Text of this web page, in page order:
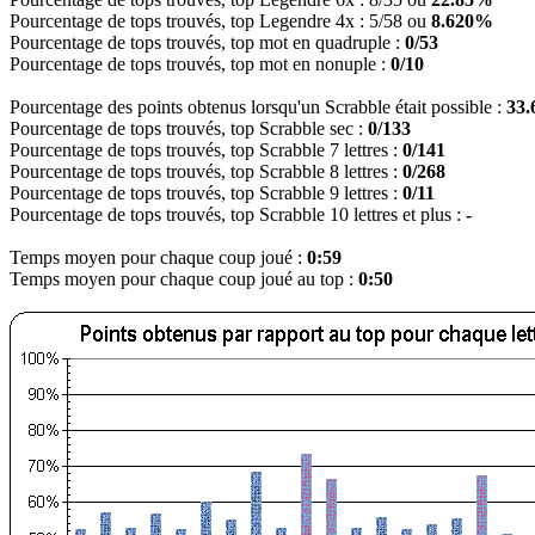
Pourcentage de tops trouvés, top Legendre 4x : 5/58 ou 8.620%
Pourcentage de tops trouvés, top mot en quadruple : 0/53
Pourcentage de tops trouvés, top mot en nonuple : 0/10
Pourcentage des points obtenus lorsqu'un Scrabble était possible :
Pourcentage de tops trouvés, top Scrabble sec : 0/133
Pourcentage de tops trouvés, top Scrabble 7 lettres : 0/141
Pourcentage de tops trouvés, top Scrabble 8 lettres : 0/268
Pourcentage de tops trouvés, top Scrabble 9 lettres : 0/11
Pourcentage de tops trouvés, top Scrabble 10 lettres et plus : -
Temps moyen pour chaque coup joué : 0:59
Temps moyen pour chaque coup joué au top : 0:50